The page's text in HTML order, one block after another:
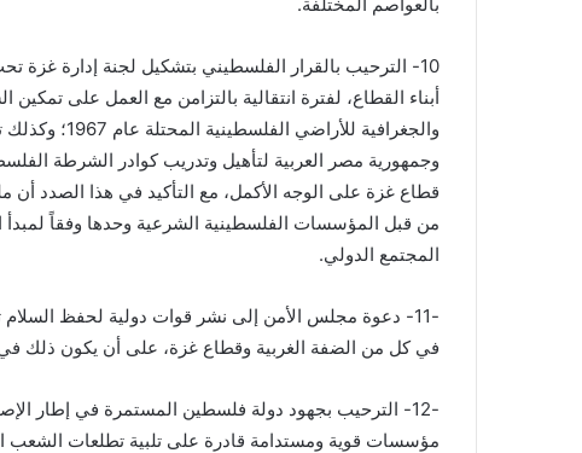
10- الترحيب بالقرار الفلسطيني بتشكيل لجنة إدارة
أبناء القطاع، لفترة انتقالية بالتزامن مع العمل على
والجغرافية
وجمهورية مصر العربية لتأهيل وتدريب كوادر الشرطة
قطاع غزة على الوجه الأكمل، مع التأكيد في هذا الصدد أن
من قبل المؤسسات الفلسطينية الشرعية وحدها وفقاً لمبدأ
المجتمع الدولي.
-11- دعوة مجلس الأمن إلى نشر قوات دولية لحفظ
في كل من الضفة الغربية وقطاع غزة، على أن يكون ذلك
-12- الترحيب بجهود دولة فلسطين المستمرة في إطار
مؤسسات قوية ومستدامة قادرة على تلبية تطلعات الشعب